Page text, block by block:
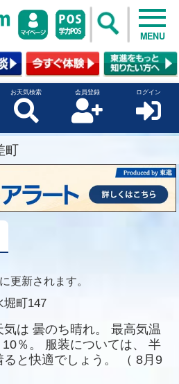
MENU
お天気検索 会員登録 ログイン
町
更新されます。
堀町147
気は 曇のち晴れ。
最高気温
10％。 服装については、
半
と快適でしょう。
（ 8月9